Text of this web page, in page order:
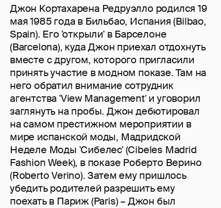
Джон Кортахарена Редруэлло родился 19
мая 1985 года в Бильбао, Испания (Bilbao,
Spain). Его 'открыли' в Барселоне
(Barcelona), куда Джон приехал отдохнуть
вместе с другом, которого пригласили
принять участие в модном показе. Там на
него обратил внимание сотрудник
агентства 'View Management' и уговорил
заглянуть на пробы. Джон дебютировал
на самом престижном мероприятии в
мире испанской моды, Мадридской
Неделе Моды 'Сибелес' (Cibeles Madrid
Fashion Week), в показе Роберто Верино
(Roberto Verino). Затем ему пришлось
убедить родителей разрешить ему
поехать в Париж (Paris) – Джон был